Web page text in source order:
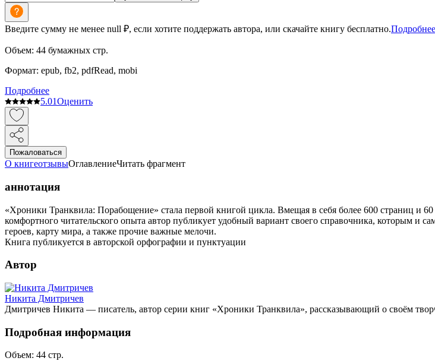
Введите сумму не менее null ₽, если хотите поддержать автора, или скачайте книгу бесплатно.Подробнее
Объем: 44 бумажных стр.
Формат: epub, fb2, pdfRead, mobi
Подробнее
5.01Оценить
Пожаловаться
О книгеотзывыОглавлениеЧитать фрагмент
аннотация
«Хроники Транквила: Порабощение» стала первой книгой цикла. Вмещая в себя более 600 страниц и
комфортного читательского опыта автор публикует удобный вариант своего справочника, которым и
героев, карту мира, а также прочие важные мелочи.
Книга публикуется в авторской орфографии и пунктуации
Автор
Никита Дмитричев
Дмитричев Никита — писатель, автор серии книг «Хроники Транквила», рассказывающий о своём
Подробная информация
Объем: 44 стр.